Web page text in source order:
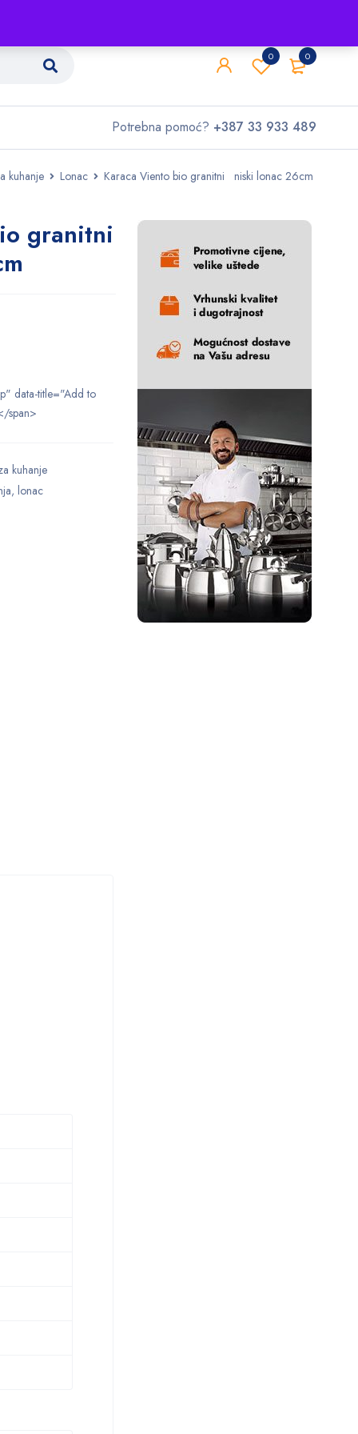
0
0
Potrebna pomoć? +387 33 933 489
kuhanje Lonac Karaca Viento bio granitni niski lonac 26cm
granitni
data-title="Add to
span>
kuhanje
, lonac